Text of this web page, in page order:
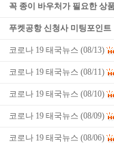
꼭 종이 바우처가 필요한 상
푸켓공항 신청사 미팅포인트
코로나 19 태국뉴스 (08/13)
코로나 19 태국뉴스 (08/11)
코로나 19 태국뉴스 (08/10)
코로나 19 태국뉴스 (08/09)
코로나 19 태국뉴스 (08/06)